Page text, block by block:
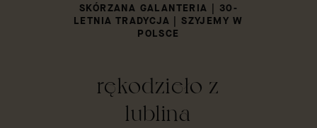
SKÓRZANA GALANTERIA | 30-
LETNIA TRADYCJA | SZYJEMY W
POLSCE
rękodzieło z
lublina